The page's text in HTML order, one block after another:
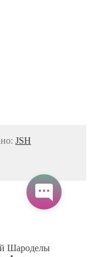
JSH
Шароделы